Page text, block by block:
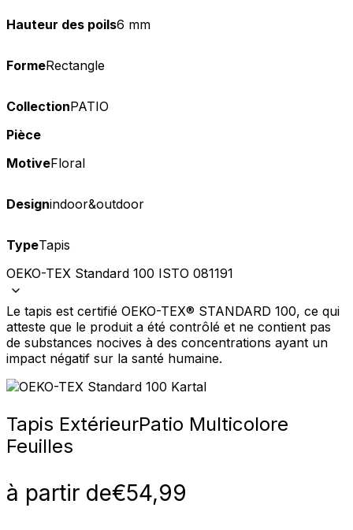
Hauteur des poils6 mm
FormeRectangle
CollectionPATIO
Pièce
MotiveFloral
Designindoor&outdoor
TypeTapis
OEKO-TEX Standard 100 ISTO 081191
Le tapis est certifié OEKO-TEX® STANDARD 100, ce qui
atteste que le produit a été contrôlé et ne contient pas
de substances nocives à des concentrations ayant un
impact négatif sur la santé humaine.
Tapis ExtérieurPatio Multicolore
Feuilles
à partir de€54,99